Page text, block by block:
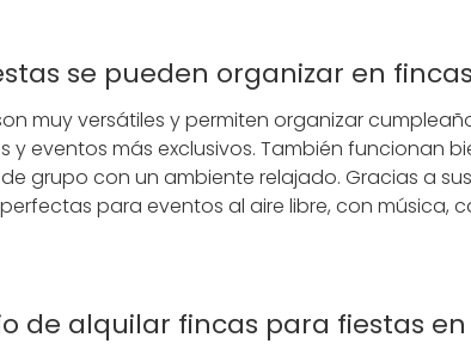
se pueden organizar en
muy versátiles y permiten organizar
y eventos más exclusivos. También funcionan
grupo con un ambiente relajado. Gracias a
para eventos al aire libre, con música,
de alquilar fincas para fiestas